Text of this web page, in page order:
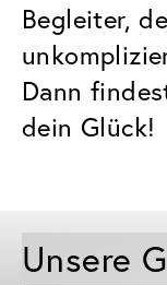
Begleiter,
Dann
dein Glück!
Unsere